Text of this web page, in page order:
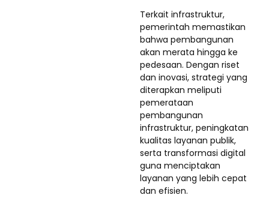
Terkait infrastruktur,
pemerintah memastikan
bahwa pembangunan
akan merata hingga ke
pedesaan. Dengan riset
dan inovasi, strategi yang
diterapkan meliputi
pemerataan
pembangunan
infrastruktur, peningkatan
kualitas layanan publik,
serta transformasi digital
guna menciptakan
layanan yang lebih cepat
dan efisien.